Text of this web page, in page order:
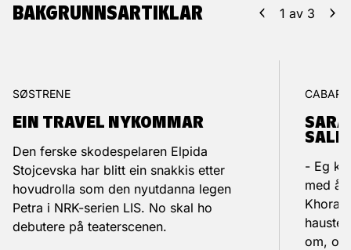
BAKGRUNNS­ARTIKLAR 1 av 3
SØSTRENE
EIN TRAVEL NYKOMMAR
Den ferske skodespelaren Elpida
Stojcevska har blitt ein snakkis etter
hovudrolla som den nyutdanna legen
Petra i NRK-serien LIS. No skal ho
debutere på teaterscenen.
- Eg
med å
om, og